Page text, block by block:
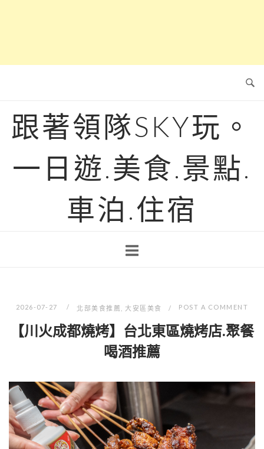
跟著領隊SKY玩。
一日遊.美食.景點.
車泊.住宿
2026-07-27 北部美食推薦 大安區美食 POST A COMMENT
【川火成都燒烤】台北東區燒烤店.聚餐
喝酒推薦